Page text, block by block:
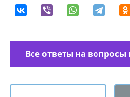
Все ответы на вопросы